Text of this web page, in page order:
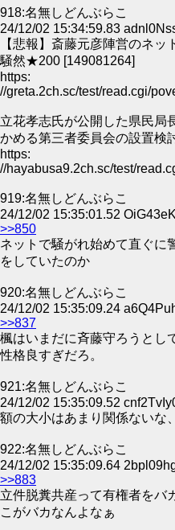
918:名無しどんぶらこ
24/12/02 15:34:59.83
【悲報】斎藤元彦陣営のネ
騒然★200 [149081264]
https:
//greta.2ch.sc/test/read.cgi/
立花孝志氏が公開した県民局
かめる第三者委員会の設置検
https:
//hayabusa9.2ch.sc/test/
919:名無しどんぶらこ
24/12/02 15:35:01.52
>>850
ネットで騒がれ始めて直ぐに
をしていたのか
920:名無しどんぶらこ
24/12/02 15:35:09.24
>>837
楓はいまだに斉藤守ろうとし
性格良すぎだろ。
921:名無しどんぶらこ
24/12/02 15:35:09.52
額の大小はあまり関係ないな
922:名無しどんぶらこ
24/12/02 15:35:09.64
>>883
立件脱糞共産って有権者をバ
こがバカなんよなぁ